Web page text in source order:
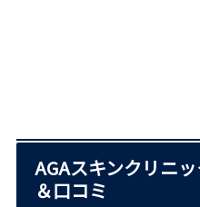
AGAスキンクリニ
＆口コミ